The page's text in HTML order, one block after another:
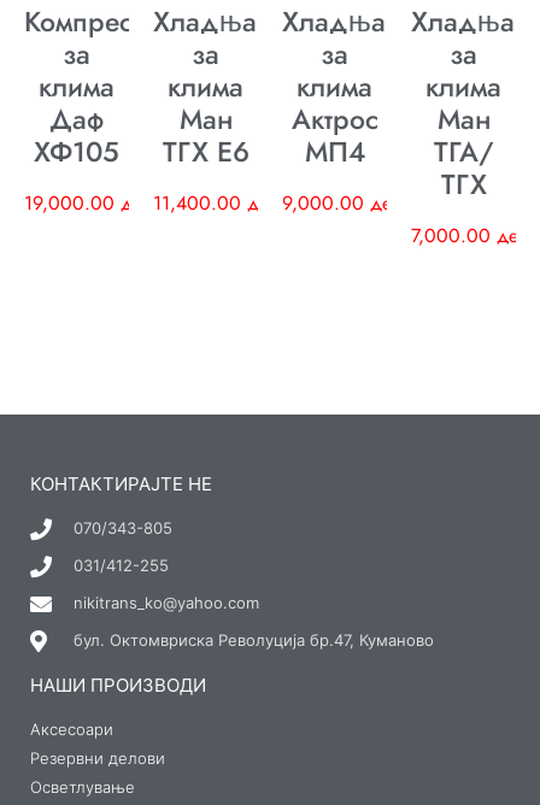
Компресор
за
клима
Даф
ХФ105
19,000.00 ден
Хладњак
за
клима
Ман
ТГХ E6
11,400.00 ден
Хладњак
за
клима
Актрос
МП4
9,000.00 ден
Хладњак
за
клима
Ман
ТГА/
ТГХ
7,000.00 ден
КОНТАКТИРАЈТЕ НЕ
070/343-805
031/412-255
nikitrans_ko@yahoo.com
бул. Октомвриска Револуција бр.47, Куманово
НАШИ ПРОИЗВОДИ
Аксесоари
Резервни делови
Осветлување